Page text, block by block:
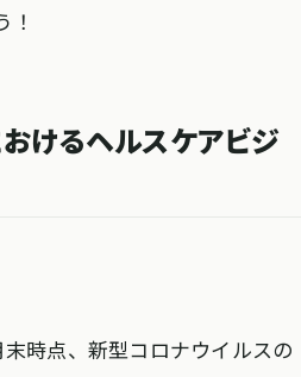
！
けるヘルスケアビジ
時点、新型コロナウイルスの